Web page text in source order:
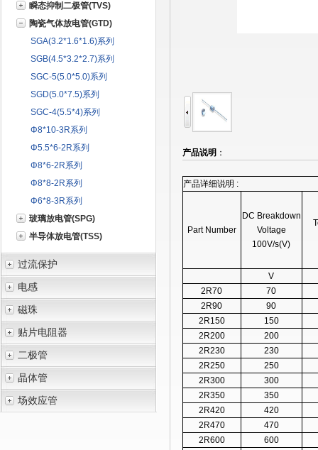
瞬态抑制二极管(TVS)
陶瓷气体放电管(GTD)
SGA(3.2*1.6*1.6)系列
SGB(4.5*3.2*2.7)系列
SGC-5(5.0*5.0)系列
SGD(5.0*7.5)系列
SGC-4(5.5*4)系列
Φ8*10-3R系列
Φ5.5*6-2R系列
Φ8*6-2R系列
Φ8*8-2R系列
Φ6*8-3R系列
玻璃放电管(SPG)
半导体放电管(TSS)
过流保护
电感
磁珠
贴片电阻器
二极管
晶体管
场效应管
产品说明 ：
产品详细说明 :
Part Number
DC Breakdown
Voltage
100V/s(V)
V
2R70
70
2R90
90
2R150
150
2R200
200
2R230
230
2R250
250
2R300
300
2R350
350
2R420
420
2R470
470
2R600
600